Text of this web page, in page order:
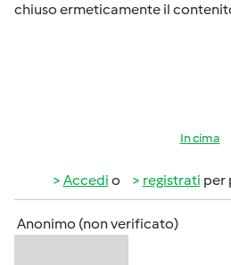
chiuso ermeticamente il
In cima
Accedi o registrati per
Anonimo (non verificato)